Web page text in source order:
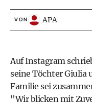
VON APA
Auf Instagram
seine Töchter Giulia
Familie sei
"Wir blicken mit